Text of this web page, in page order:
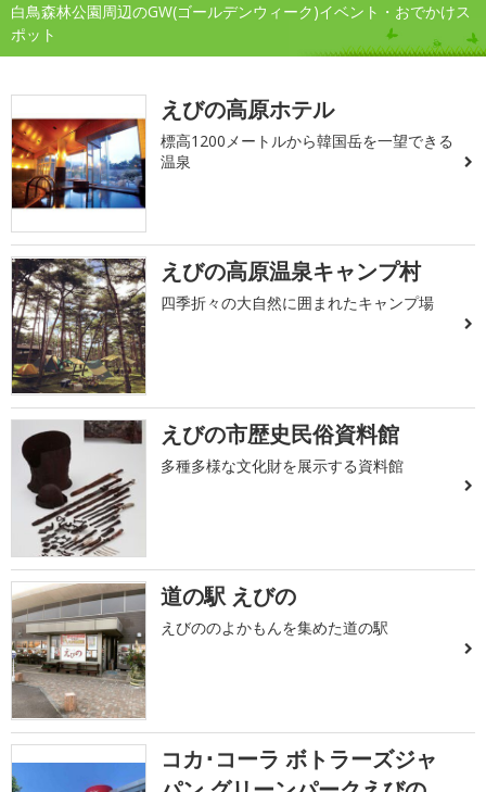
白鳥森林公園周辺のGW(ゴールデンウィーク)イベント・おでかけス
ポット
えびの高原ホテル
標高1200メートルから韓国岳を一望できる
温泉
えびの高原温泉キャンプ村
四季折々の大自然に囲まれたキャンプ場
えびの市歴史民俗資料館
多種多様な文化財を展示する資料館
道の駅 えびの
えびののよかもんを集めた道の駅
コカ･コーラ ボトラーズジャ